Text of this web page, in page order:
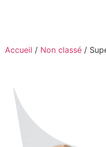
Accueil / Non classé /